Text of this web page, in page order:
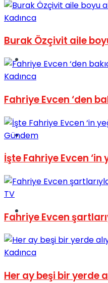
Müzik
Sinema
Tatil
View All Result
Kadınca
Burak Özçivit aile
Kadınca
Fahriye Evcen ‘den
Gündem
İşte Fahriye Evcen ‘in
TV
Fahriye Evcen
Kadınca
Her ay beşi bir yerde